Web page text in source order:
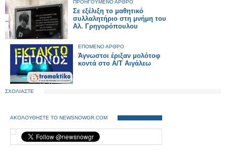
ΠΡΟΗΓΟΥΜΕΝΟ ΑΡΘΡΟ
Σε εξέλιξη το μαθητικό
συλλαλητήριο στη μνήμη του
Αλ. Γρηγορόπουλου
ΕΠΟΜΕΝΟ ΑΡΘΡΟ
Άγνωστοι έριξαν μολότοφ
κοντά στο Α/Τ Αιγάλεω
ΣΧΟΛΙΑΣΤΕ
ΑΚΟΛΟΥΘΗΣΤΕ ΤΟ NEWSNOWGR.COM